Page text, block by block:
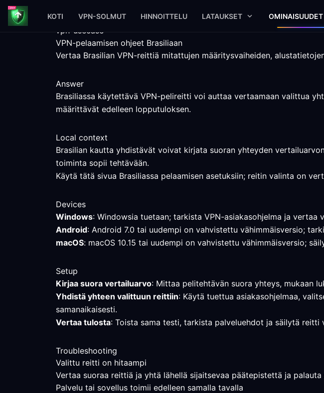
KOTI VPN-SOLMUT HINNOITTELU LATAUKSET OMINAISUUDET
vpn-usecase
VPN-pelaamisen ohjeet Brasiliaan
Vertaa Brasilian VPN-reittiä mitattujen määritysvaiheiden,
Answer
Brasiliassa käytettävä VPN-pelireitti voi auttaa vertaamaan valittua
määrittävät edelleen lopputuloksen.
Local context
Brasilian kautta yhdistävät voivat kirjata suoran yhteyden
toiminta sopii tehtävään.
Käytä tätä sivua Brasiliassa pelaamisen asetuksiin; reitin valinta on
Devices
Windows: Windowsia tuetaan; tarkista VPN-asiakasohjelma ja vertaa
Android: Android 7.0 tai uudempi on vahvistettu vähimmäisversio;
macOS: macOS 10.15 tai uudempi on vahvistettu vähimmäisversio;
Setup
Kirjaa suora vertailuarvo: Mittaa pelitehtävän suora yhteys, mukaan
Yhdistä yhteen valittuun reittiin: Käytä tuettua asiakasohjelmaa,
samanaikaisesti.
Vertaa tulosta: Toista sama testi, tarkista palveluehdot ja säilytä
Troubleshooting
Valittu reitti on hitaampi
Vertaa suoraa reittiä ja yhtä lähellä sijaitsevaa päätepistettä ja
Palvelu tai sovellus toimii edelleen samalla tavalla